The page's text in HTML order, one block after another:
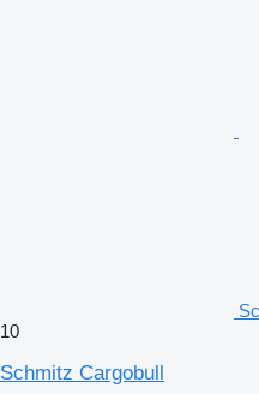
10
Schmitz Cargobull